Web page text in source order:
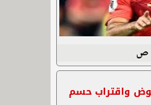
واقتراب حسم